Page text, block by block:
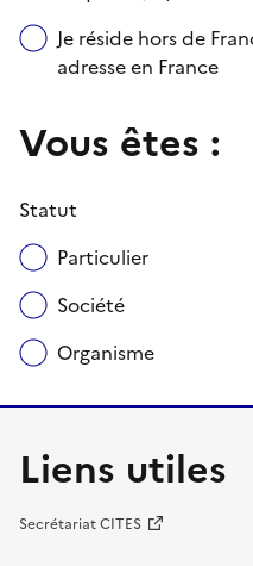
Je réside hors de
adresse en France
Vous êtes :
Statut
Particulier
Société
Organisme
Liens utiles
Secrétariat CITES